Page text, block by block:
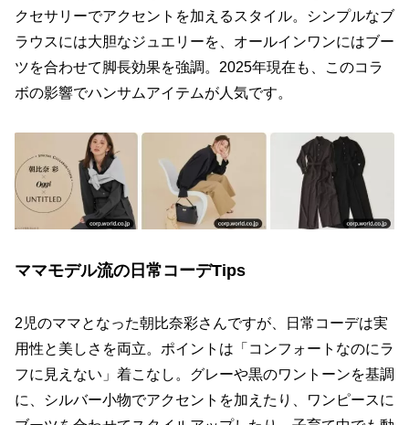
クセサリーでアクセントを加えるスタイル。シンプルなブ
ラウスには大胆なジュエリーを、オールインワンにはブー
ツを合わせて脚長効果を強調。2025年現在も、このコラ
ボの影響でハンサムアイテムが人気です。
ママモデル流の日常コーデTips
2児のママとなった朝比奈彩さんですが、日常コーデは実
用性と美しさを両立。ポイントは「コンフォートなのにラ
フに見えない」着こなし。グレーや黒のワントーンを基調
に、シルバー小物でアクセントを加えたり、ワンピースに